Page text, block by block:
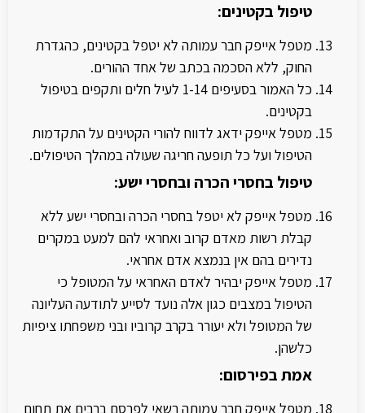
טיפול בקטינים:
מטפל אייפק חבר עמותה לא יטפל בקטינים, כהגדרת
החוק, ללא הסכמה בכתב של אחד ההורים.
כל האמור בסעיפים 1-14 לעיל חלים ותקפים בטיפול
בקטינים.
מטפל אייפק ידאג לדווח להורי הקטינים על התקדמות
הטיפול ועל כל תופעה חריגה שעולה במהלך הטיפולים.
טיפול בחסרי הכרה ובחסרי ישע:
מטפל אייפק לא יטפל בחסרי הכרה ובחסרי ישע ללא
קבלת רשות מאדם קרוב ואחראי להם למעט במקרים
נדירים בהם אין בנמצא אדם אחראי.
מטפל אייפק יבהיר לאדם האחראי על המטופל כי
הטיפול במצבים כגון אלה נועד לסייע לתודעה העליונה
של המטופל ולא יעורר בקרב קרוביו ובני משפחתו ציפיות
כלשהן.
אמת בפירסום:
מטפל אייפק חבר עמותה רשאי לפרסם ברבים את תחום